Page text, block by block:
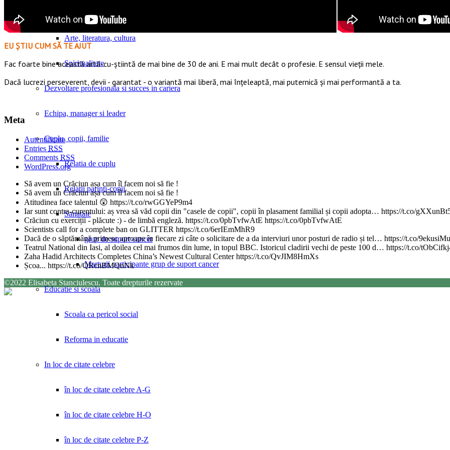
Lectura profunda
Arte, literatura, cultura
Spiritualitate
Dezvoltare profesionala si succes in cariera
Echipa, manager si leader
Cuplu, copii, familie
Relatia de cuplu
Relatii parinti-copii
Sanatate
grup de suport cancer
Marturii participante grup de suport cancer
Educatie si scoala
Scoala ca pericol social
Reforma in educatie
In loc de citate celebre
în loc de citate celebre A-G
în loc de citate celebre H-O
în loc de citate celebre P-Z
EU ȘTIU CUM SĂ TE AJUT
Fac foarte bine această artă-cu-știintă de mai bine de 30 de ani. E mai mult decât o profesie. E sensul vieții mele.
Dacă lucrezi perseverent, devii - garantat - o variantă mai liberă, mai înțeleaptă, mai puternică și mai performantă a ta.
Meta
Autentificare
Entries RSS
Comments RSS
WordPress.org
Să avem un Crăciun așa cum îl facem noi să fie !
Să avem un Crăciun așa cum îl facem noi să fie !
Atitudinea face talentul 😲 https://t.co/rwGGYeP9m4
Iar sunt contra-curentului: aș vrea să văd copii din "casele de copii", copii în plasament familial și copii adopta… https://t.co/
Crăciun cu exerciții - plăcute :) - de limbă engleză. https://t.co/0pbTvfwAtE https://t.co/0pbTvfwAtE
Scientists call for a complete ban on GLITTER https://t.co/6erIEmMhR9
Dacă de o săptămână primesc aproape în fiecare zi câte o solicitare de a da interviuri unor posturi de radio și tel… https://t.co/
Teatrul National din Iasi, al doilea cel mai frumos din lume, in topul BBC. Istoricul cladirii vechi de peste 100 d… https://t.co/
Zaha Hadid Architects Completes China’s Newest Cultural Center https://t.co/QvJIM8HmXs
Școa... https://t.co/QRcnBMQnNk
©2022 Elisabeta Stanciulescu. Toate drepturile rezervate